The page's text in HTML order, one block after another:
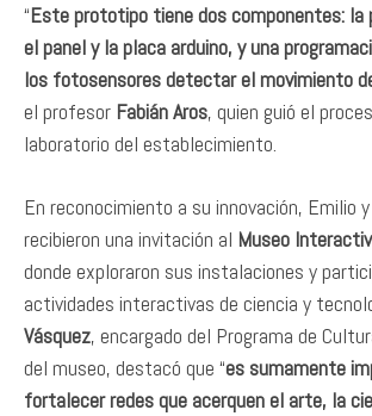
“Este prototipo tiene dos componentes:
el panel y la placa arduino, y una
los fotosensores detectar el movimiento
el profesor Fabián Aros, quien guió el
laboratorio del establecimiento.
En reconocimiento a su innovación, Emilio
recibieron una invitación al Museo
donde exploraron sus instalaciones y
actividades interactivas de ciencia y
Vásquez, encargado del Programa de
del museo, destacó que “es sumamente
fortalecer redes que acerquen el arte, la